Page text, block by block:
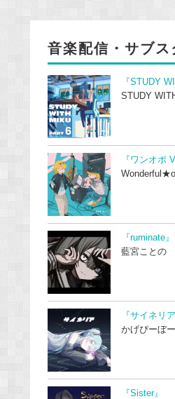
音楽配信・サブス
『STUDY
STUDY
『ワンオポ
『ruminate』
藍宮ことの
『サイネリア
かげぴーぼ
『Sister』